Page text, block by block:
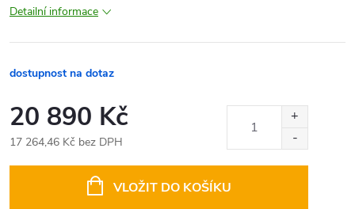
Detailní informace
dostupnost na dotaz
20 890 Kč
17 264,46 Kč bez DPH
VLOŽIT DO KOŠÍKU